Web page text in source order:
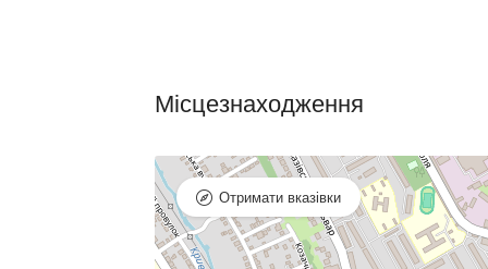
Місцезнаходження
Отримати вказівки